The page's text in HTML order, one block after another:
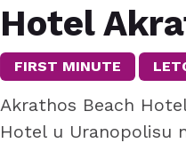
Hotel
FIRST MINUTE
Akrathos Beach
Hotel u Uranopolisu